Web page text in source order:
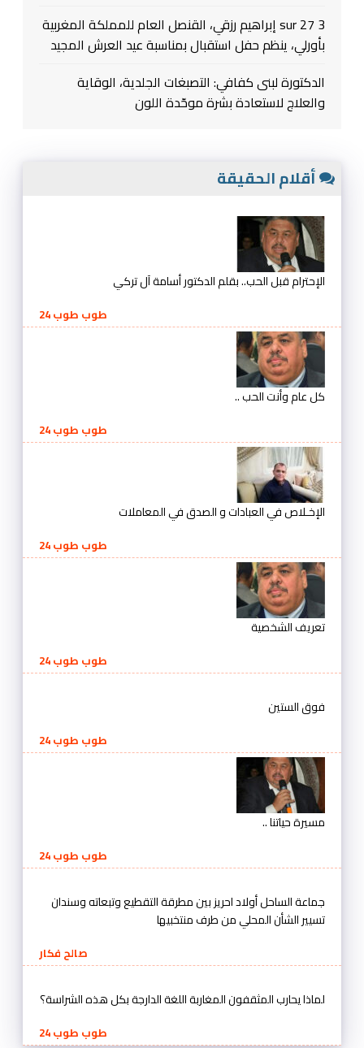
3 sur 27 إبراهيم رزقي، القنصل العام للمملكة المغربية
بأورلي، ينظم حفل استقبال بمناسبة عيد العرش المجيد
الدكتورة لبنى كفافي: التصبغات الجلدية، الوقاية
والعلاج لاستعادة بشرة موحّدة اللون
أقلام الحقيقة
الإحترام قبل الحب.. بقلم الدكتور أسامة آل تركي
طوب طوب 24
كل عام وأنت الحب ..
طوب طوب 24
الإخـلاص في العبادات و الصدق في المعاملات
طوب طوب 24
تعريف الشخصية
طوب طوب 24
فوق الستين
طوب طوب 24
مسيرة حياتنا ..
طوب طوب 24
جماعة الساحل أولاد احريز بين مطرقة التقطيع وتبعاته وسندان
تسيير الشأن المحلي من طرف منتخبيها
صالح فكار
لماذا يحارب المثقفون المغاربة اللغة الدارجة بكل هذه الشراسة؟
طوب طوب 24